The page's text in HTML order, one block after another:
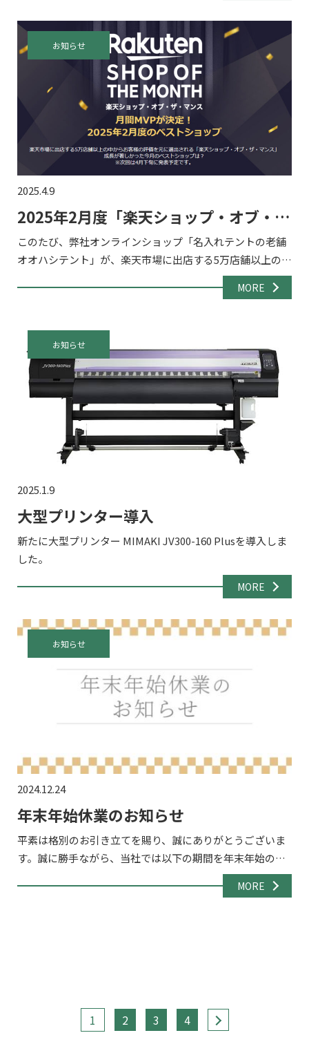
2025.4.9
2025年2月度「楽天ショップ・オブ・
ザ・マンス」を受賞!
このたび、弊社オンラインショップ「名入れテントの老舗
オオハシテント」が、楽天市場に出店する5万店舗以上の中
から選出される『楽天ショップ・オブ・ザ・マンス 2025年
2月度 ジャンル賞』「アウトドア・レジャー」部門を受賞
お知らせ
MORE
2025.1.9
大型プリンター導入
新たに大型プリンター MIMAKI JV300-160 Plusを導入しま
した。
お知らせ
MORE
2024.12.24
年末年始休業のお知らせ
平素は格別のお引き立てを賜り、誠にありがとうございま
す。誠に勝手ながら、当社では以下の期間を年末年始の休
業期間とさせていただきます。 休業期間2024年12月28日
（土）～2024年1月5日（日） 休業期間中のお問い合わ […]
お知らせ
MORE
1 2 3 4 >